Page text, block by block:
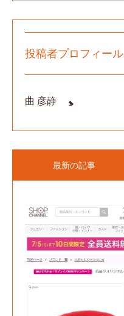
投稿者プロフィール
曲 彦静
最新の記事